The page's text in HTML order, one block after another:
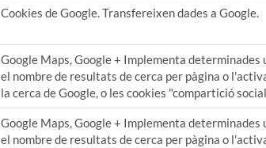
Cookies de Google. Transfereixen dades a Google.
Google Maps, Google + Implementa
el nombre de resultats de cerca per pàgina o
la cerca de Google, o les cookies "compartició
Google Maps, Google + Implementa
el nombre de resultats de cerca per pàgina o